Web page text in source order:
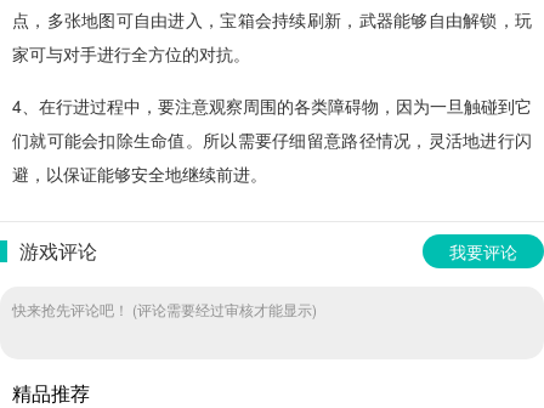
点，多张地图可自由进入，宝箱会持续刷新，武器能够自由解锁，玩
家可与对手进行全方位的对抗。
4、在行进过程中，要注意观察周围的各类障碍物，因为一旦触碰到它
们就可能会扣除生命值。所以需要仔细留意路径情况，灵活地进行闪
避，以保证能够安全地继续前进。
游戏评论 我要评论
快来抢先评论吧！ (评论需要经过审核才能显示)
精品推荐